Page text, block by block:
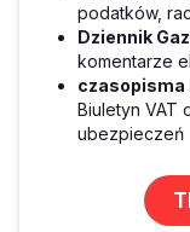
podatków,
Dziennik
komentarze
czasopisma
Biuletyn VAT
ubezpieczeń